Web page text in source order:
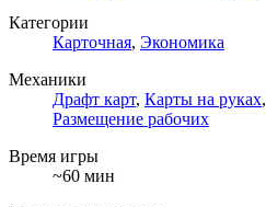
Категории
Карточная, Экономика
Механики
Драфт карт, Карты на руках,
Размещение рабочих
Время игры
~60 мин